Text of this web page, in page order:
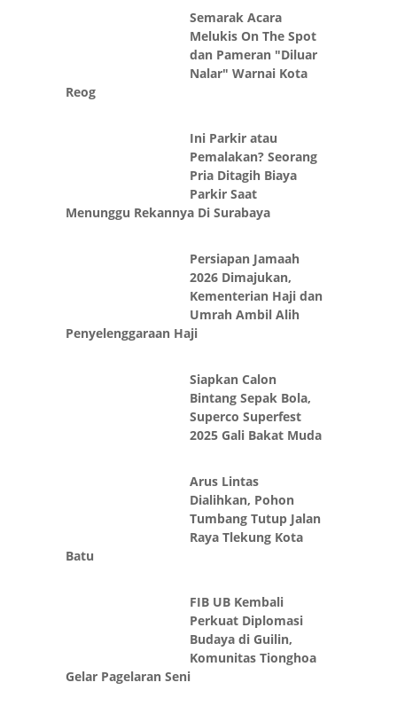
Semarak Acara
Melukis On The Spot
dan Pameran "Diluar
Nalar" Warnai Kota
Reog
Ini Parkir atau
Pemalakan? Seorang
Pria Ditagih Biaya
Parkir Saat
Menunggu Rekannya Di Surabaya
Persiapan Jamaah
2026 Dimajukan,
Kementerian Haji dan
Umrah Ambil Alih
Penyelenggaraan Haji
Siapkan Calon
Bintang Sepak Bola,
Superco Superfest
2025 Gali Bakat Muda
Arus Lintas
Dialihkan, Pohon
Tumbang Tutup Jalan
Raya Tlekung Kota
Batu
FIB UB Kembali
Perkuat Diplomasi
Budaya di Guilin,
Komunitas Tionghoa
Gelar Pagelaran Seni